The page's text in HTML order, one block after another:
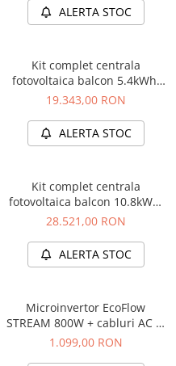
ALERTA STOC
Kit complet centrala
fotovoltaica balcon 5.4kWh,
Anker SOLIX Solarbank 3
panouri 4 x 440W + sistem
prindere
19.343,00 RON
ALERTA STOC
Kit complet centrala
fotovoltaica balcon 10.8kWh,
Anker SOLIX Solarbank 3
panouri 4 x 440W + sistem
prindere
28.521,00 RON
ALERTA STOC
Microinvertor EcoFlow
STREAM 800W + cabluri AC si
PV
1.099,00 RON